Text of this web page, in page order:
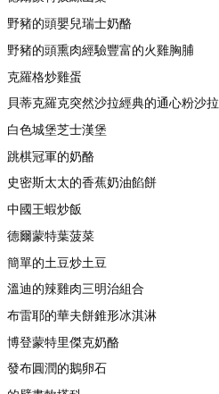
野豬的頭嬰兒瑞士奶酪
野豬的頭熏肉經驗豐富的火雞胸脯
克羅格炒雞蛋
貝蒂克羅克突然沙拉經典的通心粉沙拉
白色城堡芝士漢堡
跳棋冠軍的奶酪
史密斯太太的香蕉奶油餡餅
中國王蝦炒飯
德爾蒙特葉菠菜
簡單的土豆炒土豆
溫迪的辣雞肉三明治組合
布雷耶的華夫餅錐形冰淇淋
博登蒙特里傑克奶酪
發布圓潤的鵝卵石